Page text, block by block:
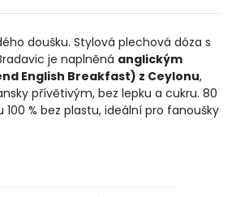
doušku. Stylová plechová dóza s
je naplněná anglickým
English Breakfast) z Ceylonu,
přívětivým, bez lepku a cukru. 80
% bez plastu, ideální pro fanoušky